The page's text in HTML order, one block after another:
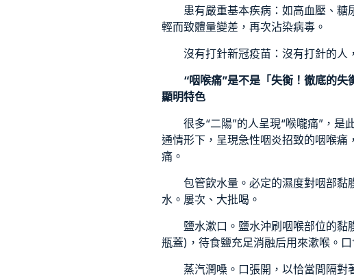
患有嚴重基本疾病：如高血壓、
輕而致體量變差，再次沾染病毒。
沒有打針新冠疫苗：沒有打針的人
“咽喉痛”是不是「失衡！徹底的
顯明特色
很多“二陽”的人呈現“喉嚨痛”，
通情形下，呈現急性咽炎招致的咽喉
痛。
包管飲水量。必定的濕度對咽部黏
水。屢次、大批喝。
鹽水漱口。鹽水沖刷咽喉部位的
瓶蓋)，待食鹽充足消融后用來漱喉。
蒸汽潤嗓。口張開，以恰當間隔對